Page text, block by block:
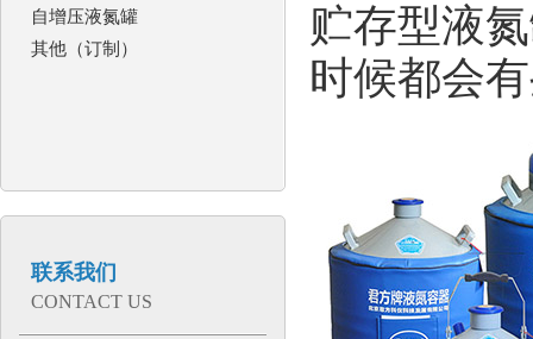
自增压液氮罐
其他（订制）
联系我们
CONTACT US
贮存型液
时候都会